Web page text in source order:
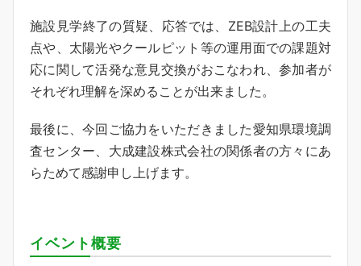
施設見学終了の質疑、応答では、ZEB設計上の工夫
点や、太陽光やクールピット等の運用面での課題対
応に関して活発な意見交換がおこなわれ、参加者が
それぞれ理解を深めることが出来ました。
最後に、今回ご協力をいただきました愛知県環境調
査センター、大成建設株式会社の関係者の方々にあ
らためて感謝申し上げます。
イベント概要